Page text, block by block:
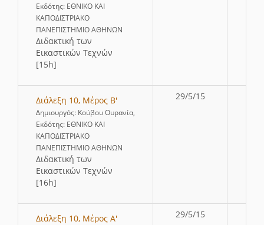
Εκδότης: ΕΘΝΙΚΟ ΚΑΙ
ΚΑΠΟΔΙΣΤΡΙΑΚΟ
ΠΑΝΕΠΙΣΤΗΜΙΟ ΑΘΗΝΩΝ
∆ιδακτική των
Εικαστικών Τεχνών
[15h]
Διάλεξη 10, Μέρος Β'
Δημιουργός: Κούβου Ουρανία,
Εκδότης: ΕΘΝΙΚΟ ΚΑΙ
ΚΑΠΟΔΙΣΤΡΙΑΚΟ
ΠΑΝΕΠΙΣΤΗΜΙΟ ΑΘΗΝΩΝ
∆ιδακτική των
Εικαστικών Τεχνών
[16h]
29/5/15
Διάλεξη 10, Μέρος Α' 29/5/15